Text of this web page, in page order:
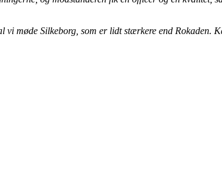
møde Silkeborg, som er lidt stærkere end Rokaden.